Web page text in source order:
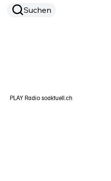
Suchen
PLAY Radio soaktuell.ch